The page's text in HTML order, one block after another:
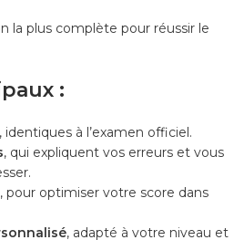
la plus complète pour réussir le
:
, identiques à l’examen officiel.
, qui expliquent vos erreurs et vous
, pour optimiser votre score dans
, adapté à votre niveau et